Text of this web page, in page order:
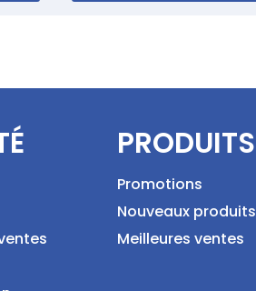
PRODUITS
Promotions
Nouveaux produits
Meilleures ventes